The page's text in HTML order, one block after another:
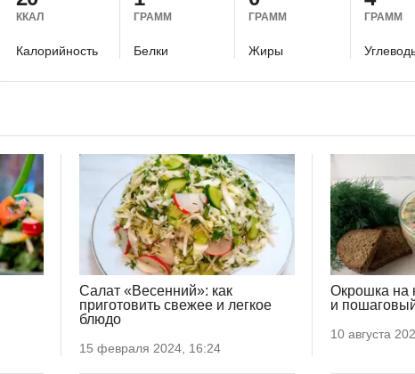
ККАЛ
Калорийность
ГРАММ
Белки
ГРАММ
Жиры
ГРАММ
Салат «Весенний»: как
приготовить свежее и легкое
блюдо
15 февраля 2024, 16:24
Окрошка на
и
10 августа